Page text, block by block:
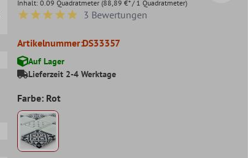
Inhalt: 0.09 Quadratmeter (88,89 €* / 1 Quadratmeter)
Durchschnittliche Bewertung von 5 von 5 Sternen
3 Bewertungen
Artikelnummer:DS33357
Auf Lager
Lieferzeit 2-4 Werktage
Farbe: Rot